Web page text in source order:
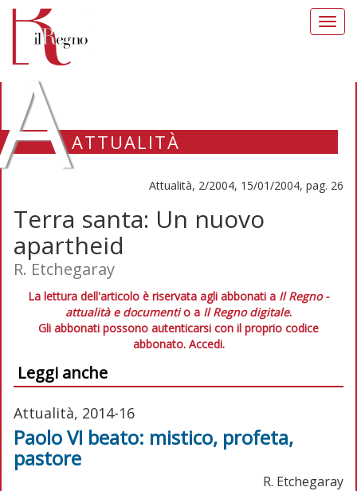
ATTUALITÀ
Attualità, 2/2004, 15/01/2004, pag. 26
Terra santa: Un nuovo
apartheid
R. Etchegaray
La lettura dell'articolo è riservata agli abbonati a Il Regno -
attualità e documentio a Il Regno digitale.
Gli abbonati possono autenticarsi con il proprio codice
abbonato. Accedi.
Leggi anche
Attualità, 2014-16
Paolo VI beato: mistico, profeta,
pastore
R. Etchegaray